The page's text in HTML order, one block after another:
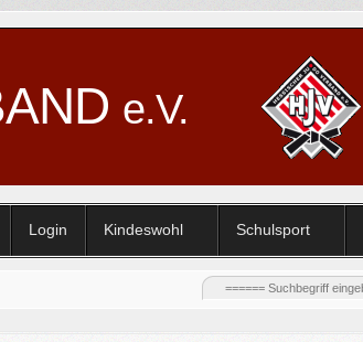
e.V.
Login Kindeswohl Schulsport